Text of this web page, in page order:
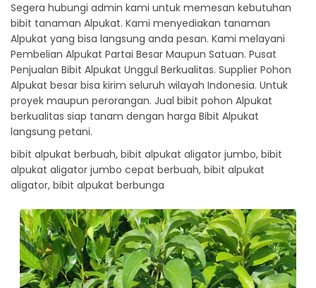
Segera hubungi admin kami untuk memesan kebutuhan
bibit tanaman Alpukat. Kami menyediakan tanaman
Alpukat yang bisa langsung anda pesan. Kami melayani
Pembelian Alpukat Partai Besar Maupun Satuan. Pusat
Penjualan Bibit Alpukat Unggul Berkualitas. Supplier Pohon
Alpukat besar bisa kirim seluruh wilayah Indonesia. Untuk
proyek maupun perorangan. Jual bibit pohon Alpukat
berkualitas siap tanam dengan harga Bibit Alpukat
langsung petani.
bibit alpukat berbuah, bibit alpukat aligator jumbo, bibit
alpukat aligator jumbo cepat berbuah, bibit alpukat
aligator, bibit alpukat berbunga